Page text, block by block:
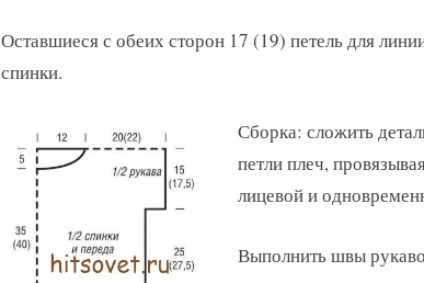
Оставшиеся с обеих сторон 17 (19) петель для
спинки.
Сборка: сложить
петли плеч,
лицевой и
Выполнить швы